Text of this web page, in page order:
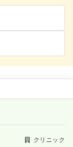
クリニック